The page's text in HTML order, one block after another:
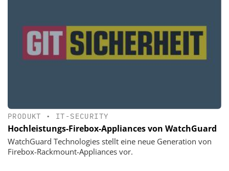
PRODUKT • IT-SECURITY
Hochleistungs-Firebox-Appliances von WatchGuard
WatchGuard Technologies stellt eine neue Generation von
Firebox-Rackmount-Appliances vor.